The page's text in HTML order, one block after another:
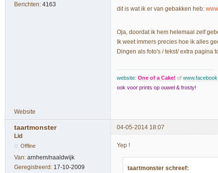
Berichten: 4163
dit is wat ik er van gebakken heb:
Oja, doordat ik hem helemaal zelf
Ik weet immers precies hoe ik alles
Dingen als foto's / tekst/ extra pagina
website: One of a Cake! of
ook voor prints op ouwel & frosty!
Website
taartmonster
04-05-2014 18:07
Lid
Offline
Van: arnhem/naaldwijk
Geregistreerd: 17-10-2009
Yep !
taartmonster schreef: